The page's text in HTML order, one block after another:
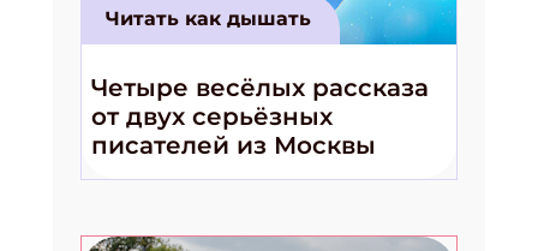
Читать как дышать
Четыре весёлых рассказа
от двух серьёзных
писателей из Москвы